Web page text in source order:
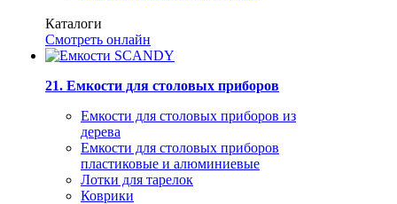
Каталоги
Смотреть онлайн
21. Емкости для столовых приборов
Емкости для столовых приборов из
дерева
Емкости для столовых приборов
пластиковые и алюминиевые
Лотки для тарелок
Коврики